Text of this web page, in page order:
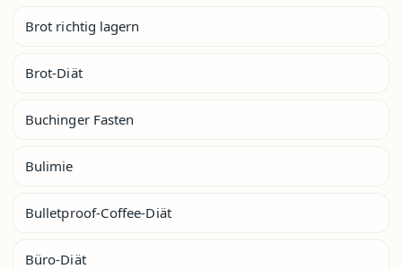
Brot richtig lagern
Brot-Diät
Buchinger Fasten
Bulimie
Bulletproof-Coffee-Diät
Büro-Diät